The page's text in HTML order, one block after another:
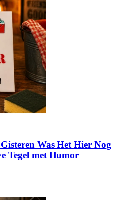
Was Het Hier Nog
Tegel met Humor